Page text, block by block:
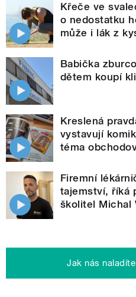
Křeče ve
o nedostatku
může i lák z
Babička
dětem koupí
Kreslená
vystavují
téma
Firemní
tajemství, říká
školitel Michal
Jak nás